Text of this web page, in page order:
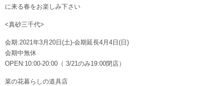
に来る春をお楽しみ下さい
<真砂三千代>
会期:2021年3月20日(土)-会期延長4月4日(日)
会期中無休
OPEN:10:00-20:00（ 3/21のみ19:00閉店）
菜の花暮らしの道具店